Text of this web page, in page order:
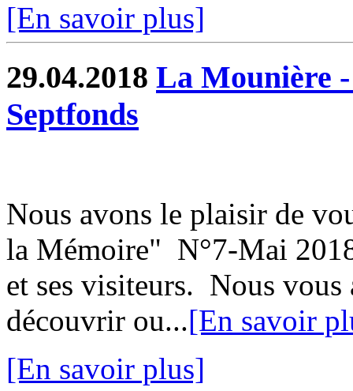
[En savoir plus]
29.04.2018 La Mounière
Septfonds
Nous avons le plaisir de
la Mémoire" N°7-Mai
et ses visiteurs. Nous
découvrir ou...[En savoir
[En savoir plus]